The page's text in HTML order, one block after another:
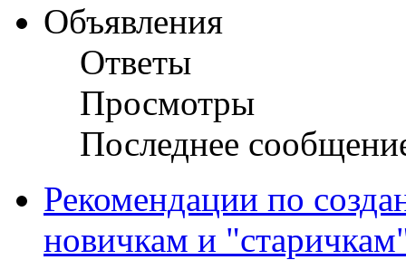
Объявления
Ответы
Просмотры
Последнее
Рекомендации по
новичкам и